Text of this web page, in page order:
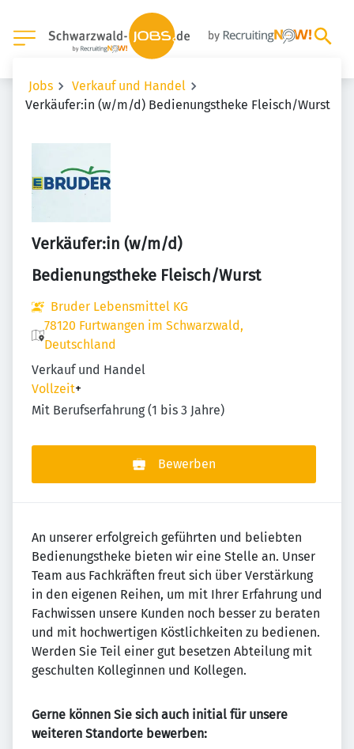
Jobs
Verkauf und Handel
Verkäufer:in (w/m/d) Bedienungstheke Fleisch/Wurst
Verkäufer:in (w/m/d)
Bedienungstheke Fleisch/Wurst
Bruder Lebensmittel KG
78120 Furtwangen im Schwarzwald,
Deutschland
Verkauf und Handel
Vollzeit+
Mit Berufserfahrung (1 bis 3 Jahre)
Bewerben
An unserer erfolgreich geführten und beliebten
Bedienungstheke bieten wir eine Stelle an. Unser
Team aus Fachkräften freut sich über Verstärkung
in den eigenen Reihen, um mit Ihrer Erfahrung und
Fachwissen unsere Kunden noch besser zu beraten
und mit hochwertigen Köstlichkeiten zu bedienen.
Werden Sie Teil einer gut besetzen Abteilung mit
geschulten Kolleginnen und Kollegen.
Gerne können Sie sich auch initial für unsere
weiteren Standorte bewerben: